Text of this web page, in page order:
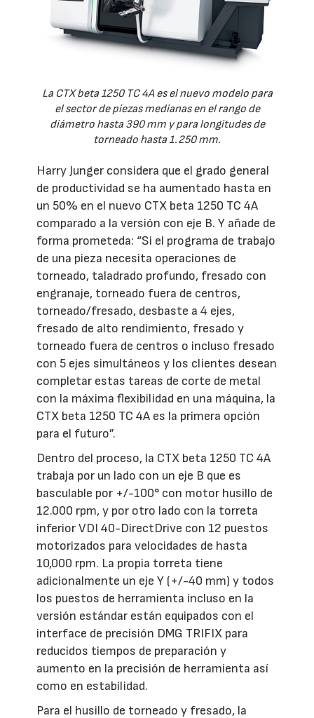
La CTX beta 1250 TC 4A es el nuevo modelo para
el sector de piezas medianas en el rango de
diámetro hasta 390 mm y para longitudes de
torneado hasta 1.250 mm.
Harry Junger considera que el grado general
de productividad se ha aumentado hasta en
un 50% en el nuevo CTX beta 1250 TC 4A
comparado a la versión con eje B. Y añade de
forma prometeda: “Si el programa de trabajo
de una pieza necesita operaciones de
torneado, taladrado profundo, fresado con
engranaje, torneado fuera de centros,
torneado/fresado, desbaste a 4 ejes,
fresado de alto rendimiento, fresado y
torneado fuera de centros o incluso fresado
con 5 ejes simultáneos y los clientes desean
completar estas tareas de corte de metal
con la máxima flexibilidad en una máquina, la
CTX beta 1250 TC 4A es la primera opción
para el futuro”.
Dentro del proceso, la CTX beta 1250 TC 4A
trabaja por un lado con un eje B que es
basculable por +/-100° con motor husillo de
12.000 rpm, y por otro lado con la torreta
inferior VDI 40-DirectDrive con 12 puestos
motorizados para velocidades de hasta
10,000 rpm. La propia torreta tiene
adicionalmente un eje Y (+/-40 mm) y todos
los puestos de herramienta incluso en la
versión estándar están equipados con el
interface de precisión DMG TRIFIX para
reducidos tiempos de preparación y
aumento en la precisión de herramienta así
como en estabilidad.
Para el husillo de torneado y fresado, la